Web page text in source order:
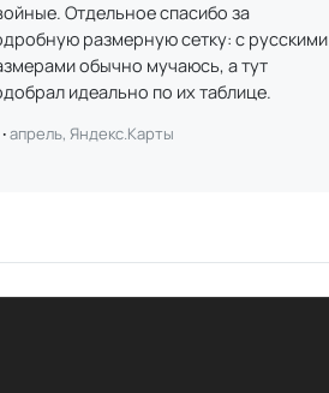
Отдельное спасибо за
размерную сетку: с русскими
обычно мучаюсь, а тут
идеально по их таблице.
апрель, Яндекс.Карты